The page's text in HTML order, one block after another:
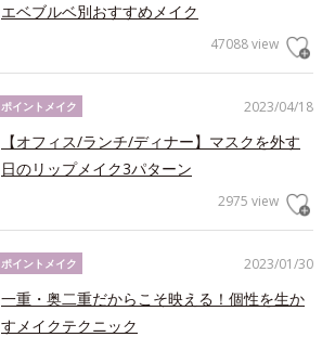
エベブルベ別おすすめメイク
47088 view
2023/04/18
ポイントメイク
【オフィス/ランチ/ディナー】マスクを外す
日のリップメイク3パターン
2975 view
2023/01/30
ポイントメイク
一重・奥二重だからこそ映える！個性を生か
すメイクテクニック